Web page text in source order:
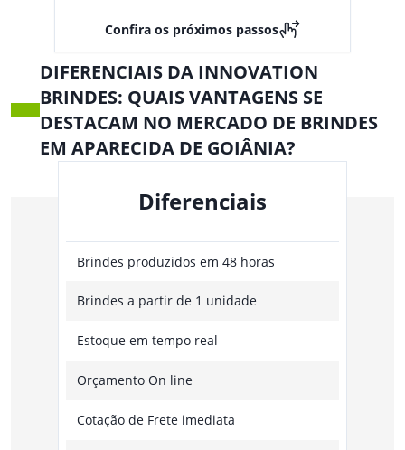
Confira os próximos passos
DIFERENCIAIS DA INNOVATION
BRINDES: QUAIS VANTAGENS SE
DESTACAM NO MERCADO DE BRINDES
EM APARECIDA DE GOIÂNIA?
Diferenciais
Brindes produzidos em 48 horas
Brindes a partir de 1 unidade
Estoque em tempo real
Orçamento On line
Cotação de Frete imediata